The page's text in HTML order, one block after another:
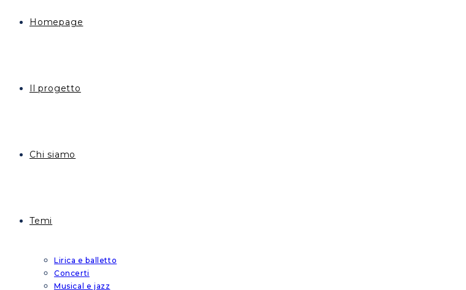
Homepage
Il progetto
Chi siamo
Temi
Lirica e balletto
Concerti
Musical e jazz